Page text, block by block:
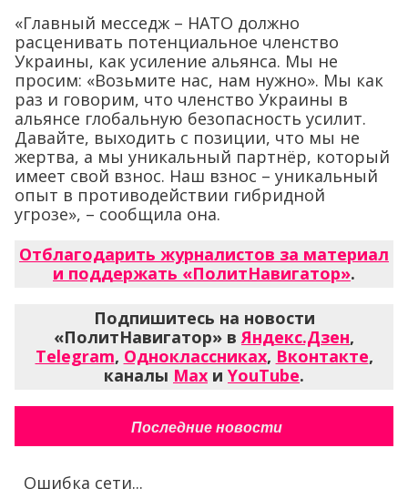
«Главный месседж – НАТО должно
расценивать потенциальное членство
Украины, как усиление альянса. Мы не
просим: «Возьмите нас, нам нужно». Мы как
раз и говорим, что членство Украины в
альянсе глобальную безопасность усилит.
Давайте, выходить с позиции, что мы не
жертва, а мы уникальный партнёр, который
имеет свой взнос. Наш взнос – уникальный
опыт в противодействии гибридной
угрозе», – сообщила она.
Отблагодарить журналистов за материал
и поддержать «ПолитНавигатор».
Подпишитесь на новости
«ПолитНавигатор» вЯндекс.Дзен,
Telegram, Одноклассниках, Вконтакте,
каналы Max и YouTube.
Последние новости
Ошибка сети...